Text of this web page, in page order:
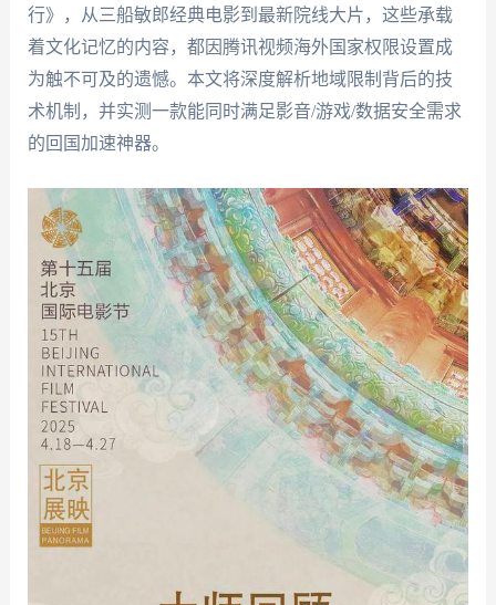
行》，从三船敏郎经典电影到最新院线大片，这些承载
着文化记忆的内容，都因腾讯视频海外国家权限设置成
为触不可及的遗憾。本文将深度解析地域限制背后的技
术机制，并实测一款能同时满足影音/游戏/数据安全需求
的回国加速神器。